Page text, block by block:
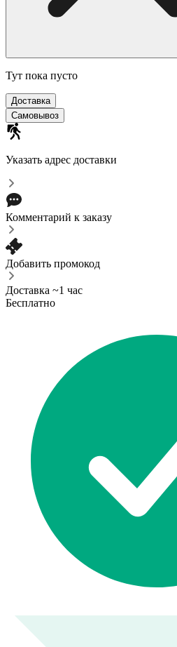
Тут пока пусто
Доставка
Самовывоз
Указать адрес доставки
Комментарий к заказу
Добавить промокод
Доставка ~1 час
Бесплатно